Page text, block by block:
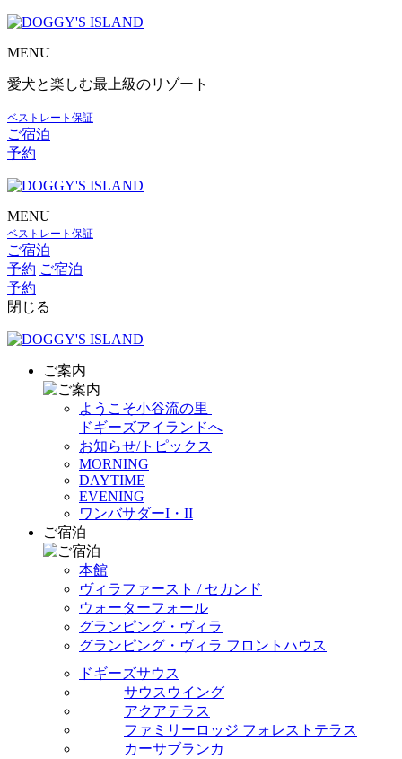
MENU
愛犬と楽しむ最上級のリゾート
ベストレート保証
ご宿泊
予約
MENU
ベストレート保証
ご宿泊
予約 ご宿泊
予約
閉じる
ご案内
ようこそ小谷流の里
ドギーズアイランドへ
お知らせ/トピックス
MORNING
DAYTIME
EVENING
ワンバサダーI・II
ご宿泊
本館
ヴィラファースト / セカンド
ウォーターフォール
グランピング・ヴィラ
グランピング・ヴィラ フロントハウス
ドギーズサウス
サウスウイング
アクアテラス
ファミリーロッジ フォレストテラス
カーサブランカ